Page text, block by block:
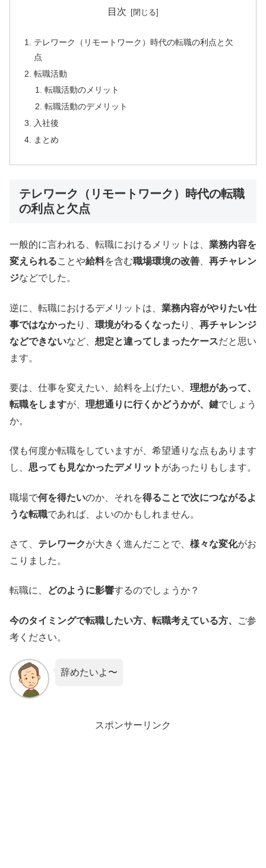
目次
テレワーク（リモートワーク）時代の転職の利点と欠
点
転職活動
転職活動のメリット
転職活動のデメリット
入社後
まとめ
テレワーク（リモートワーク）時代の転職
の利点と欠点
一般的に言われる、転職におけるメリットは、 業務内容を
変えられることや給料を含む職場環境の改善
再チャレン
ジなどでした。
逆に、転職におけるデメリットは、 業務内容がやりたい仕
事ではなかった り、 環境がわるくなった り、 再チャレンジ
などできないなど、 想定と違ってしまったケースだと思い
ます。
要は、仕事を変えたい、給料を上げたい、 理想があって、
転職をしますが、 理想通りに行くかどうかが、鍵でしょう
か。
僕も何度か転職をしていますが、希望通りな点もあります
し、 思っても見なかったデメリット があったりもします。
職場で何を得たいのか、それを得ることで次につながるよ
うな転職であれば、よいのかもしれません。
さて、 テレワークが大きく進んだことで、 様々な変化がお
こりました。
転職に、 どのように影響するのでしょうか？
今のタイミングで転職したい方、転職考えている方、
ご参
考ください。
辞めたいよ〜
スポンサーリンク